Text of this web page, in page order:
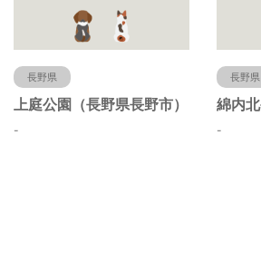
長野県
上庭公園（長野県長野市）
-
長野県
-